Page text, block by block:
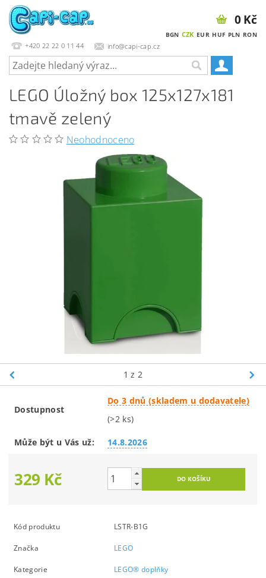
+420 22 22 0 11 44 info@capi-cap.cz
BGN CZK EUR HUF PLN RON
0 Kč
LEGO Úložný box 125x127x181
tmavě zelený
Neohodnoceno
1 z 2
Dostupnost
Do 3 dnů (skladem u dodavatele)
(>2 ks)
Může být u Vás už: 14.8.2026
329 Kč
Kód produktu LSTR-B1G
Značka LEGO
Kategorie LEGO® doplňky